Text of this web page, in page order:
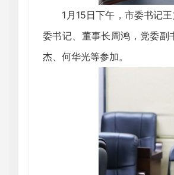
1月15日下午，市委书记王
委书记、董事长周鸿，党委副
杰、何华光等参加。